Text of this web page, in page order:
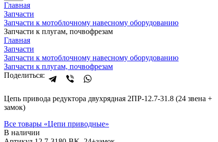
Главная
Запчасти
Запчасти к мотоблочному навесному оборудованию
Запчасти к плугам, почвофрезам
Главная
Запчасти
Запчасти к мотоблочному навесному оборудованию
Запчасти к плугам, почвофрезам
Поделиться:
Цепь привода редуктора двухрядная 2ПР-12.7-31.8 (24 звена +
замок)
Все товары «Цепи приводные»
В наличии